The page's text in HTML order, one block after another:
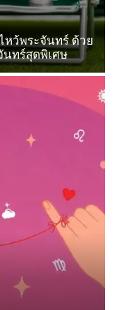
หว้พระจันทร์ ด้วย
ทร์สุดพิเศษ